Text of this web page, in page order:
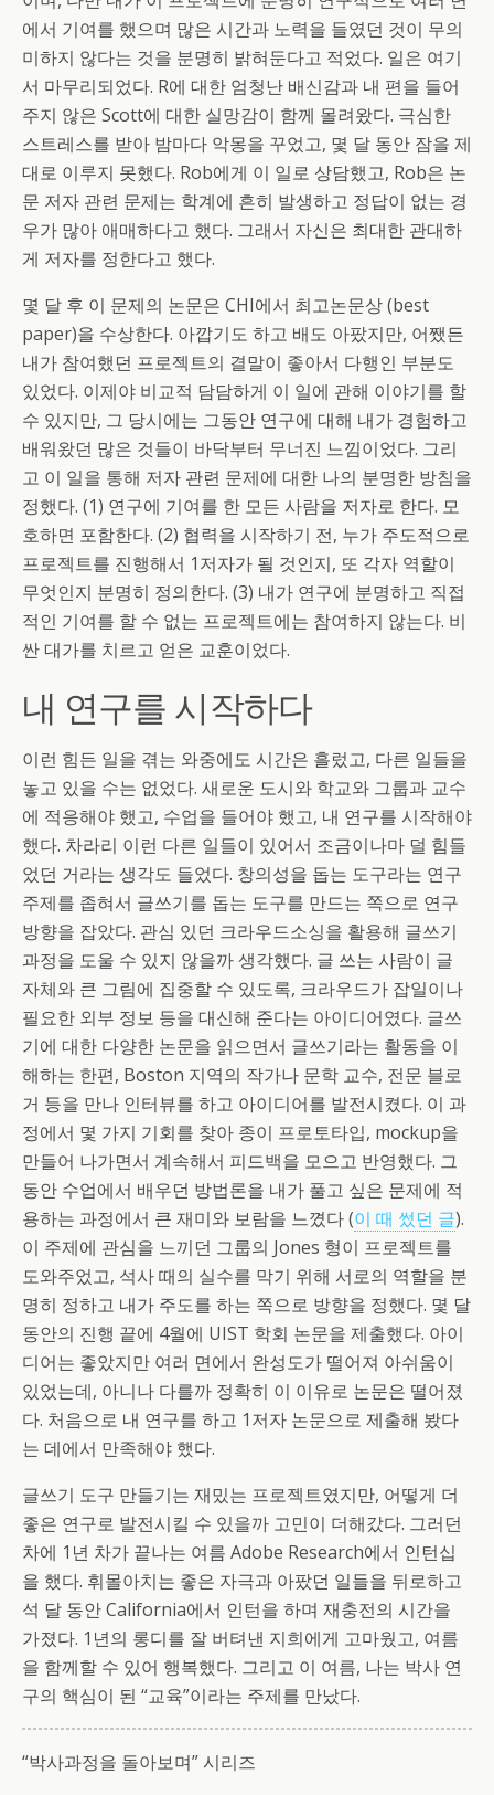
에서 기여를 했으며 많은 시간과 노력을 들였던 것이 무의
미하지 않다는 것을 분명히 밝혀둔다고 적었다. 일은 여기
서 마무리되었다. R에 대한 엄청난 배신감과 내 편을 들어
주지 않은 Scott에 대한 실망감이 함께 몰려왔다. 극심한
스트레스를 받아 밤마다 악몽을 꾸었고, 몇 달 동안 잠을 제
대로 이루지 못했다. Rob에게 이 일로 상담했고, Rob은 논
문 저자 관련 문제는 학계에 흔히 발생하고 정답이 없는 경
우가 많아 애매하다고 했다. 그래서 자신은 최대한 관대하
게 저자를 정한다고 했다.
몇 달 후 이 문제의 논문은 CHI에서 최고논문상 (best
paper)을 수상한다. 아깝기도 하고 배도 아팠지만, 어쨌든
내가 참여했던 프로젝트의 결말이 좋아서 다행인 부분도
있었다. 이제야 비교적 담담하게 이 일에 관해 이야기를 할
수 있지만, 그 당시에는 그동안 연구에 대해 내가 경험하고
배워왔던 많은 것들이 바닥부터 무너진 느낌이었다. 그리
고 이 일을 통해 저자 관련 문제에 대한 나의 분명한 방침을
정했다. (1) 연구에 기여를 한 모든 사람을 저자로 한다. 모
호하면 포함한다. (2) 협력을 시작하기 전, 누가 주도적으로
프로젝트를 진행해서 1저자가 될 것인지, 또 각자 역할이
무엇인지 분명히 정의한다. (3) 내가 연구에 분명하고 직접
적인 기여를 할 수 없는 프로젝트에는 참여하지 않는다. 비
싼 대가를 치르고 얻은 교훈이었다.
내 연구를 시작하다
이런 힘든 일을 겪는 와중에도 시간은 흘렀고, 다른 일들을
놓고 있을 수는 없었다. 새로운 도시와 학교와 그룹과 교수
에 적응해야 했고, 수업을 들어야 했고, 내 연구를 시작해야
했다. 차라리 이런 다른 일들이 있어서 조금이나마 덜 힘들
었던 거라는 생각도 들었다. 창의성을 돕는 도구라는 연구
주제를 좁혀서 글쓰기를 돕는 도구를 만드는 쪽으로 연구
방향을 잡았다. 관심 있던 크라우드소싱을 활용해 글쓰기
과정을 도울 수 있지 않을까 생각했다. 글 쓰는 사람이 글
자체와 큰 그림에 집중할 수 있도록, 크라우드가 잡일이나
필요한 외부 정보 등을 대신해 준다는 아이디어였다. 글쓰
기에 대한 다양한 논문을 읽으면서 글쓰기라는 활동을 이
해하는 한편, Boston 지역의 작가나 문학 교수, 전문 블로
거 등을 만나 인터뷰를 하고 아이디어를 발전시켰다. 이 과
정에서 몇 가지 기회를 찾아 종이 프로토타입, mockup을
만들어 나가면서 계속해서 피드백을 모으고 반영했다. 그
동안 수업에서 배우던 방법론을 내가 풀고 싶은 문제에 적
용하는 과정에서 큰 재미와 보람을 느꼈다 (이 때 썼던 글).
이 주제에 관심을 느끼던 그룹의 Jones 형이 프로젝트를
도와주었고, 석사 때의 실수를 막기 위해 서로의 역할을 분
명히 정하고 내가 주도를 하는 쪽으로 방향을 정했다. 몇 달
동안의 진행 끝에 4월에 UIST 학회 논문을 제출했다. 아이
디어는 좋았지만 여러 면에서 완성도가 떨어져 아쉬움이
있었는데, 아니나 다를까 정확히 이 이유로 논문은 떨어졌
다. 처음으로 내 연구를 하고 1저자 논문으로 제출해 봤다
는 데에서 만족해야 했다.
글쓰기 도구 만들기는 재밌는 프로젝트였지만, 어떻게 더
좋은 연구로 발전시킬 수 있을까 고민이 더해갔다. 그러던
차에 1년 차가 끝나는 여름 Adobe Research에서 인턴십
을 했다. 휘몰아치는 좋은 자극과 아팠던 일들을 뒤로하고
석 달 동안 California에서 인턴을 하며 재충전의 시간을
가졌다. 1년의 롱디를 잘 버텨낸 지희에게 고마웠고, 여름
을 함께할 수 있어 행복했다. 그리고 이 여름, 나는 박사 연
구의 핵심이 된 “교육”이라는 주제를 만났다.
“박사과정을 돌아보며” 시리즈